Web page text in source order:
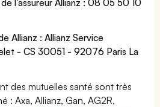
Allianz : Allianz Service
- CS 30051 - 92076 Paris La
des mutuelles santé sont très
: Axa, Allianz, Gan, AG2R,